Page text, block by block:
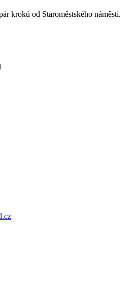
kroků od Staroměstského náměstí.